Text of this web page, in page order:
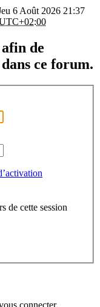
6 Août 2026 21:37
de
ce forum.
de cette session